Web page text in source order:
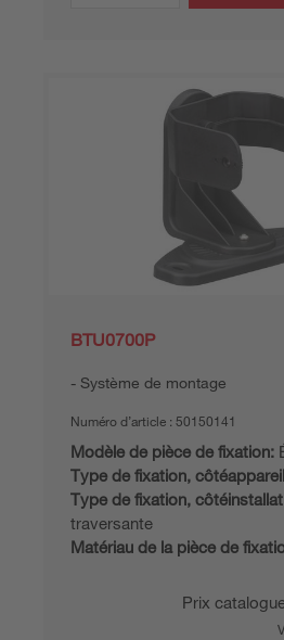
BTU0700P
Système de montage
Numéro d’article : 50150141
Modèle de pièce de fixation:
Type de fixation,
Type de fixation,
traversante
Matériau de la pièce de
Prix